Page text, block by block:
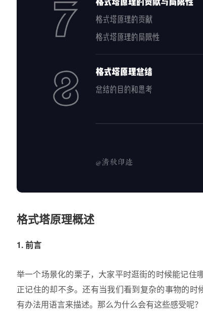
格式塔原理概述
1. 前言
举一个场景化的栗子，大家平时逛街的时候能记住
正记住的却不多。还有当我们看到复杂的事物的
有办法用语言来描述。那么为什么会有这些感受呢？